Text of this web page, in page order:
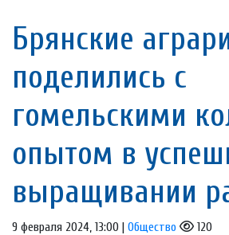
Брянские
поделились с
гомельскими
опытом в
выращивании
9 февраля 2024, 13:00 | Общество 120